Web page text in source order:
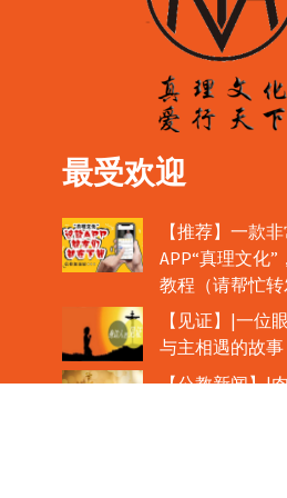
最受欢迎
【推荐】一款
APP“真理文化
教程（请帮忙转
【见证】|一位
与主相遇的故事
【公教新闻】|